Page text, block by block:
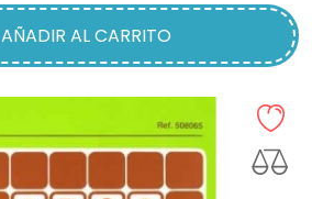
AÑADIR AL CARRITO